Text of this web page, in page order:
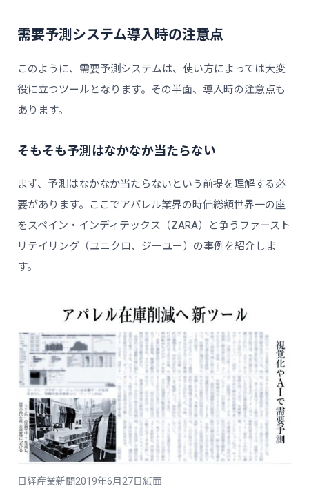
需要予測システム導入時の注意点
このように、需要予測システムは、使い方によっては大変
役に立つツールとなります。その半面、導入時の注意点も
あります。
そもそも予測はなかなか当たらない
まず、予測はなかなか当たらないという前提を理解する必
要があります。ここでアパレル業界の時価総額世界一の座
をスペイン・インディテックス（ZARA）と争うファースト
リテイリング（ユニクロ、ジーユー）の事例を紹介しま
す。
日経産業新聞2019年6月27日紙面